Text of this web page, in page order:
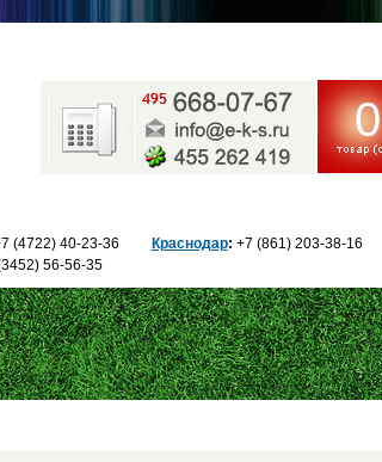
0
(4722) 40-23-36 Краснодар: +7 (861) 203-38-16
56-56-35